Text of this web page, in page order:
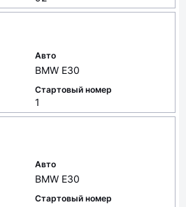
Авто
BMW E30
Стартовый номер
1
Авто
BMW E30
Стартовый номер